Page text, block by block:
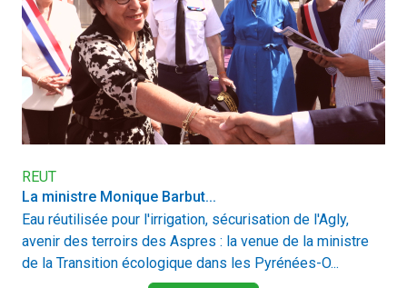
REUT
La ministre Monique Barbut...
Eau réutilisée pour l'irrigation, sécurisation de l'Agly,
avenir des terroirs des Aspres : la venue de la ministre
de la Transition écologique dans les Pyrénées-O...